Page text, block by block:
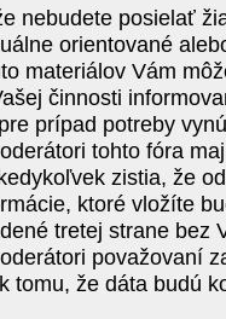
nebudete posielať
orientované
materiálov Vám
činnosti
prípad potreby
tohto fóra
zistia, že
ktoré vložíte
tretej strane bez
považovaní
tomu, že dáta budú